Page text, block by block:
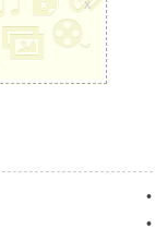
x
•
•